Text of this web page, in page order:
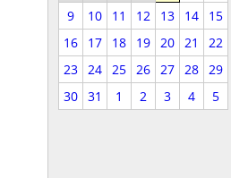
9
10 11 12 13 14
15
16
17 18 19 20 21
22
23 24 25 26 27 28 29
30 31 1 2 3 4 5